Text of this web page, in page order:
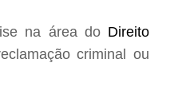
na área do Direito
criminal ou